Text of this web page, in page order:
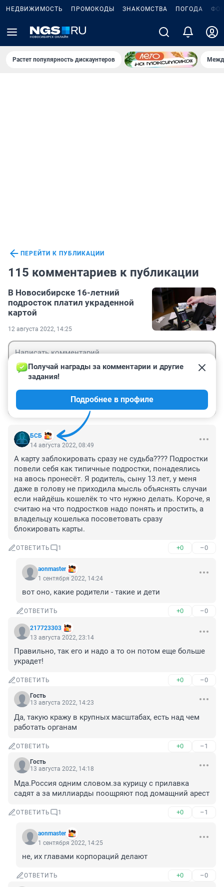
НЕДВИЖИМОСТЬ ПРОМОКОДЫ ЗНАКОМСТВА ПОГОДА
Растет популярность дискаунтеров
ПЕРЕЙТИ К ПУБЛИКАЦИИ
115 комментариев к публикации
В Новосибирске 16-летний
подросток платил украденной
картой
12 августа 2022, 14:25
БСБ
Получай награды за комментарии и другие
задания!
Подробнее в профиле
14 августа 2022, 08:49
А карту заблокировать сразу не судьба???? Подростки
повели себя как типичные подростки, понадеялись
на авось пронесёт. Я родитель, сыну 13 лет, у меня
даже в голову не приходила мысль объяснять случаи
если найдёшь кошелёк то что нужно делать. Короче, я
считаю на что подростков надо понять и простить, а
владельцу кошелька посоветовать сразу
блокировать карты.
ОТВЕТИТЬ 1 +0 –0
aonmaster
1 сентября 2022, 14:24
вот оно, какие родители - такие и дети
ОТВЕТИТЬ +0 –0
217723303
13 августа 2022, 23:14
Правильно, так его и надо а то он потом еще больше
украдет!
ОТВЕТИТЬ +0 –0
Гость
13 августа 2022, 14:23
Да, такую кражу в крупных масштабах, есть над чем
работать органам
ОТВЕТИТЬ +0 –1
Гость
13 августа 2022, 14:18
Мда.Россия одним словом.за курицу с прилавка
садят а за миллиарды поощряют под домащний арест
ОТВЕТИТЬ 1 +0 –1
aonmaster
1 сентября 2022, 14:25
не, их главами корпораций делают
ОТВЕТИТЬ +0 –0